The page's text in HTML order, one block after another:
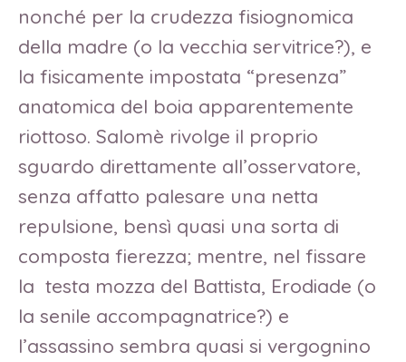
nonché per la crudezza fisiognomica
della madre (o la vecchia servitrice?), e
la fisicamente impostata “presenza”
anatomica del boia apparentemente
riottoso. Salomè rivolge il proprio
sguardo direttamente all’osservatore,
senza affatto palesare una netta
repulsione, bensì quasi una sorta di
composta fierezza; mentre, nel fissare
la testa mozza del Battista, Erodiade (o
la senile accompagnatrice?) e
l’assassino sembra quasi si vergognino